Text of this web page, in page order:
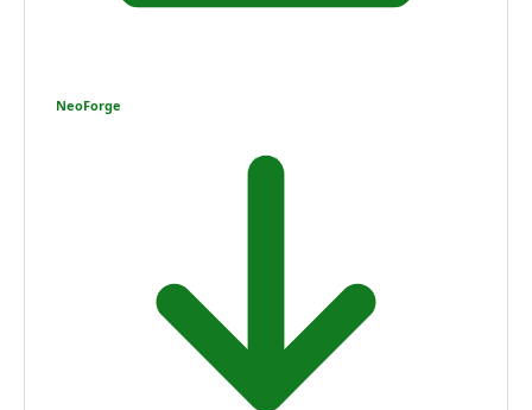
NeoForge